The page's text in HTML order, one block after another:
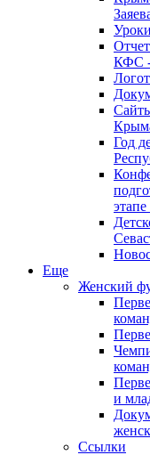
КФС -
Год
Еще
Женский
и
Ссылки